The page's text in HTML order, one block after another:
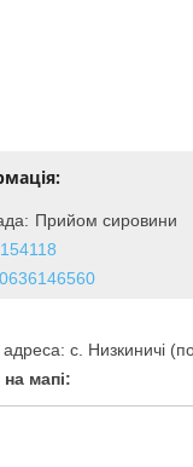
Прийом сировини
0636146560
с. Низкиничі
мапі: